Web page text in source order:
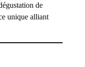
de
unique alliant